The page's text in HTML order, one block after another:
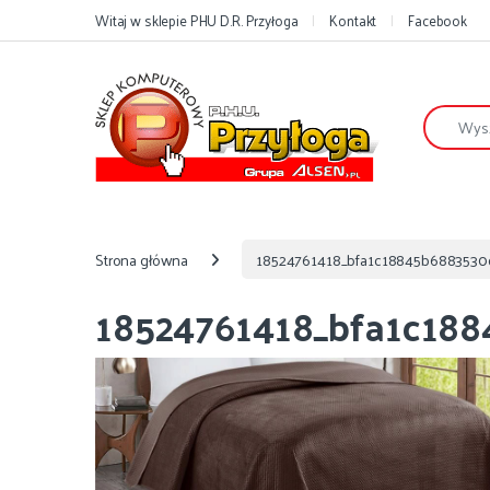
Przejdź do nawigacji
Przejdź do treściWitaj w sklepie PHU D.R. Przyłoga Kontakt Facebook
Szukaj:
Strona główna